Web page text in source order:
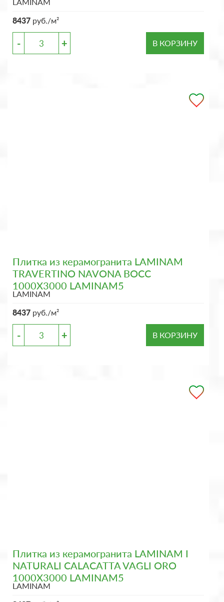
8437 руб./м²
- + В КОРЗИНУ
Плитка из керамогранита LAMINAM
TRAVERTINO NAVONA BOCC
1000X3000 LAMINAM5
LAMINAM
8437 руб./м²
- + В КОРЗИНУ
Плитка из керамогранита LAMINAM I
NATURALI CALACATTA VAGLI ORO
1000X3000 LAMINAM5
LAMINAM